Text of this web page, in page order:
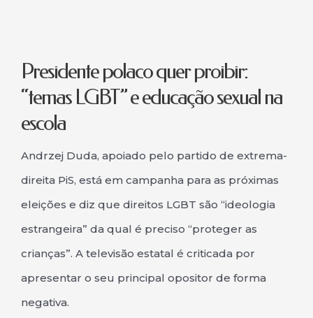
Presidente polaco quer proibir:
“temas LGBT” e educação sexual na
escola
Andrzej Duda, apoiado pelo partido de extrema-
direita PiS, está em campanha para as próximas
eleições e diz que direitos LGBT são “ideologia
estrangeira” da qual é preciso “proteger as
crianças”. A televisão estatal é criticada por
apresentar o seu principal opositor de forma
negativa.